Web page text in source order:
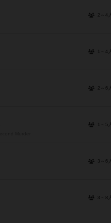
2～4人
1～4人
2～6人
1～5人
3～6人
3～8人